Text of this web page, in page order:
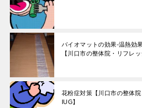
バイオマットの効果-温熱効
【川口市の整体院・リフレ
花粉症対策【川口市の整体
IUG】